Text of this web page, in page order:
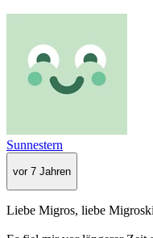
Sunnestern
vor 7 Jahren
Liebe Migros, liebe